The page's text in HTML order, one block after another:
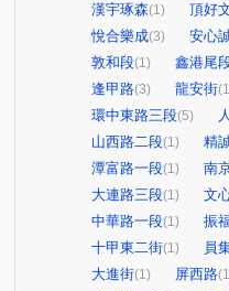
漢宇琢森(1) 頂好
悅合樂成(3) 安心
敦和段(1) 鑫港尾
逢甲路(3) 龍安街
環中東路三段(5)
山西路二段(1) 精
潭富路一段(1) 南
大連路三段(1) 文
中華路一段(1) 振
十甲東二街(1) 員
大進街(1) 屏西路